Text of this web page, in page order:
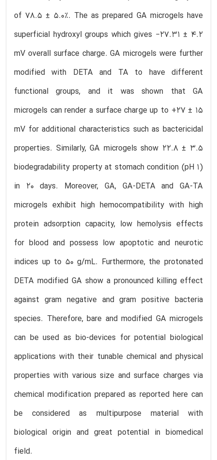
of 78.5 ± 5.0%. The as prepared GA microgels have
superficial hydroxyl groups which gives −27.31 ± 4.2
mV overall surface charge. GA microgels were further
modified with DETA and TA to have different
functional groups, and it was shown that GA
microgels can render a surface charge up to +27 ± 15
mV for additional characteristics such as bactericidal
properties. Similarly, GA microgels show 22.8 ± 3.5
biodegradability property at stomach condition (pH 1)
in 20 days. Moreover, GA, GA-DETA and GA-TA
microgels exhibit high hemocompatibility with high
protein adsorption capacity, low hemolysis effects
for blood and possess low apoptotic and neurotic
indices up to 50 g/mL. Furthermore, the protonated
DETA modified GA show a pronounced killing effect
against gram negative and gram positive bacteria
species. Therefore, bare and modified GA microgels
can be used as bio-devices for potential biological
applications with their tunable chemical and physical
properties with various size and surface charges via
chemical modification prepared as reported here can
be considered as multipurpose material with
biological origin and great potential in biomedical
field.